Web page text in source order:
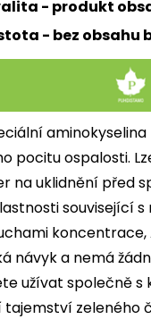
- produkt
- bez
pocitu ospalosti.
na uklidnění před
související
koncentrace,
návyk a nemá
užívat společně
zeleného